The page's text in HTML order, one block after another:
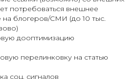
потребоваться внешнее
блогеров/СМИ (до 10 тыс.
дооптимизацию
перелинковку на статью
соц. сигналов